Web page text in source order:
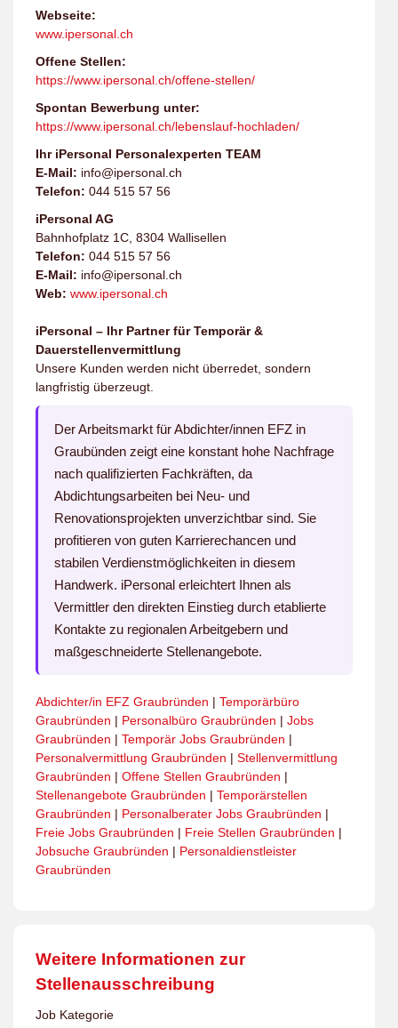
Webseite:
www.ipersonal.ch
Offene Stellen:
https://www.ipersonal.ch/offene-stellen/
Spontan Bewerbung unter:
https://www.ipersonal.ch/lebenslauf-hochladen/
Ihr iPersonal Personalexperten TEAM
E-Mail: info@ipersonal.ch
Telefon: 044 515 57 56
iPersonal AG
Bahnhofplatz 1C, 8304 Wallisellen
Telefon: 044 515 57 56
E-Mail: info@ipersonal.ch
Web: www.ipersonal.ch
iPersonal – Ihr Partner für Temporär &
Dauerstellenvermittlung
Unsere Kunden werden nicht überredet, sondern
langfristig überzeugt.
Der Arbeitsmarkt für Abdichter/innen EFZ in
Graubünden zeigt eine konstant hohe Nachfrage
nach qualifizierten Fachkräften, da
Abdichtungsarbeiten bei Neu- und
Renovationsprojekten unverzichtbar sind. Sie
profitieren von guten Karrierechancen und
stabilen Verdienstmöglichkeiten in diesem
Handwerk. iPersonal erleichtert Ihnen als
Vermittler den direkten Einstieg durch etablierte
Kontakte zu regionalen Arbeitgebern und
maßgeschneiderte Stellenangebote.
Abdichter/in EFZ Graubründen | Temporärbüro
Graubründen | Personalbüro Graubründen | Jobs
Graubründen | Temporär Jobs Graubründen |
Personalvermittlung Graubründen | Stellenvermittlung
Graubründen | Offene Stellen Graubründen |
Stellenangebote Graubründen | Temporärstellen
Graubründen | Personalberater Jobs Graubründen |
Freie Jobs Graubründen | Freie Stellen Graubründen |
Jobsuche Graubründen | Personaldienstleister
Graubründen
Weitere Informationen zur
Stellenausschreibung
Job Kategorie